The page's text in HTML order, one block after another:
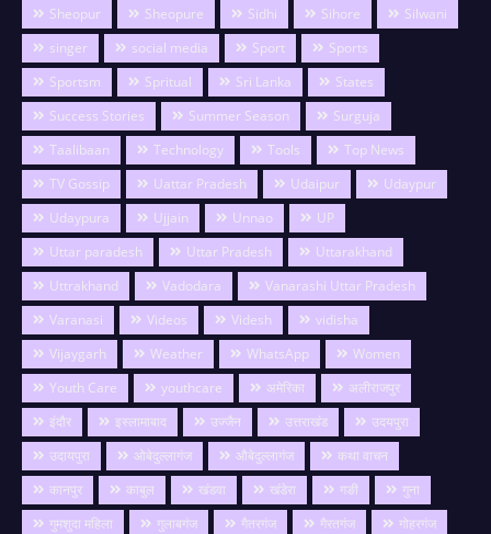
Sheopur
Sheopure Sidhi Sihore
Silwani
singer
social media Sport
Sports
Sportsm
Spritual Sri Lanka
States
Success Stories
Summer Season
Surguja
Taalibaan
Technology Tools
Top News
TV Gossip
Uattar Pradesh Udaipur
Udaypur
Udaypura
Ujjain Unnao
UP
Uttar paradesh
Uttar Pradesh
Uttarakhand
Uttrakhand
Vadodara
Vanarashi Uttar Pradesh
Varanasi
Videos Videsh
vidisha
Vijaygarh
Weather WhatsApp
Women
Youth Care
youthcare अमेरिका
अलीराजपुर
इंदौर
इस्लामाबाद उज्जैन उत्तराखंड
उदयपुरा
उदायपुरा
ओबेदुल्लागंज औबेदुल्लागंज
कथा वाचन
कानपुर
काबुल खंडवा खंडेरा गङी
गुना
गुमशुदा महिला
गुलाबगंज गैतरगंज गैरतगंज
गोहरगंज